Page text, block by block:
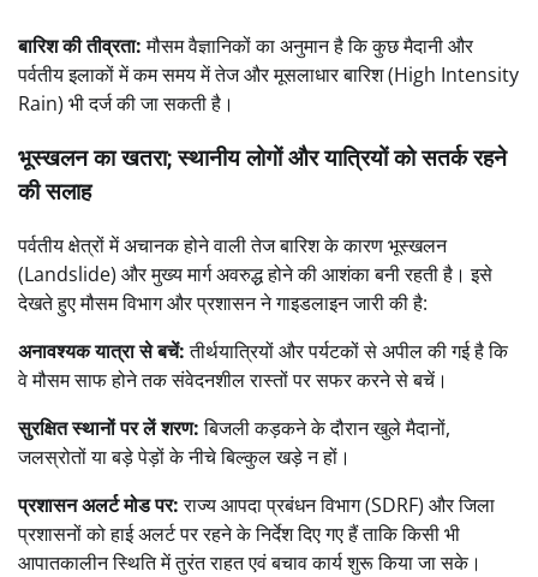
बारिश की तीव्रता:मौसम वैज्ञानिकों का अनुमान है कि कुछ मैदानी और
पर्वतीय इलाकों में कम समय में तेज और मूसलाधार बारिश (High Intensity
Rain) भी दर्ज की जा सकती है।
भूस्खलन का खतरा; स्थानीय लोगों और यात्रियों को सतर्क रहने
की सलाह
पर्वतीय क्षेत्रों में अचानक होने वाली तेज बारिश के कारण भूस्खलन
(Landslide) और मुख्य मार्ग अवरुद्ध होने की आशंका बनी रहती है। इसे
देखते हुए मौसम विभाग और प्रशासन ने गाइडलाइन जारी की है:
अनावश्यक यात्रा से बचें:तीर्थयात्रियों और पर्यटकों से अपील की गई है कि
वे मौसम साफ होने तक संवेदनशील रास्तों पर सफर करने से बचें।
सुरक्षित स्थानों पर लें शरण:बिजली कड़कने के दौरान खुले मैदानों,
जलस्रोतों या बड़े पेड़ों के नीचे बिल्कुल खड़े न हों।
प्रशासन अलर्ट मोड पर:राज्य आपदा प्रबंधन विभाग (SDRF) और जिला
प्रशासनों को हाई अलर्ट पर रहने के निर्देश दिए गए हैं ताकि किसी भी
आपातकालीन स्थिति में तुरंत राहत एवं बचाव कार्य शुरू किया जा सके।